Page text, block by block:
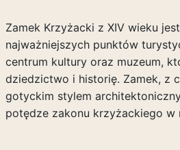
Zamek Krzyżacki z XIV wieku
najważniejszych punktów
centrum kultury oraz muzeum,
dziedzictwo i historię. Zamek, z
gotyckim stylem
potędze zakonu krzyżackiego w